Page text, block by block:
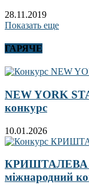
28.11.2019
Показать еще
ГАРЯЧЕ
NEW YORK
конкурс
10.01.2026
КРИШТАЛЕВА
міжнародний